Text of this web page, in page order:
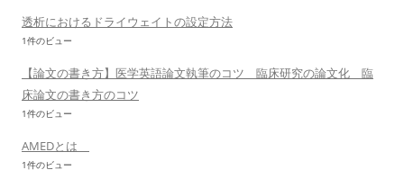
透析におけるドライウェイトの設定方法
1件のビュー
【論文の書き方】医学英語論文執筆のコツ 臨床研究の論文化 臨
床論文の書き方のコツ
1件のビュー
AMEDとは
1件のビュー